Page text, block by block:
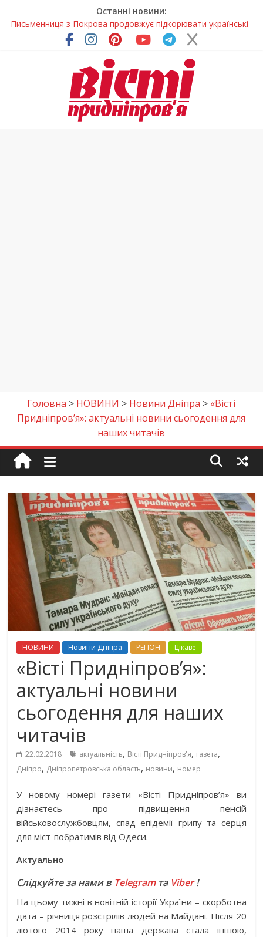
Останні новини:
Письменниця з Покрова продовжує підкорювати українські
та міжнародні творчі вершини
У Дніпрі повністю оновили один із найзавантаженіших
Педагоги Дніпропетровщини увійшли до числа найкращих
учителів України
У прифронтовій громаді Дніпропетровщини планують
суттєво підвищити тарифи на воду
Головна > НОВИНИ > Новини Дніпра > «Вісті
Придніпров’я»: актуальні новини сьогодення для
наших читачів
НОВИНИ Новини Дніпра РЕГІОН Цікаве
«Вісті Придніпров’я»:
актуальні новини
сьогодення для наших
читачів
22.02.2018 актуальність, Вісті Придніпров'я, газета,
Дніпро, Дніпропетровська область, новини, номер
У новому номері газети «Вісті Придніпров’я» ви
дізнаєтесь про підвищення пенсій
військовослужбовцям, спад епідемії грипу та серця
для міст-побратимів від Одеси.
Актуально
Слідкуйте за нами в Telegramта Viber!
На цьому тижні в новітній історії України – скорботна
дата – річниця розстрілів людей на Майдані. Після 20
лютого 2014 року наша держава стала іншою,